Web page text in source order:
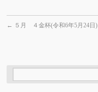
← ５月 ４金杯(令和6年5月24日)